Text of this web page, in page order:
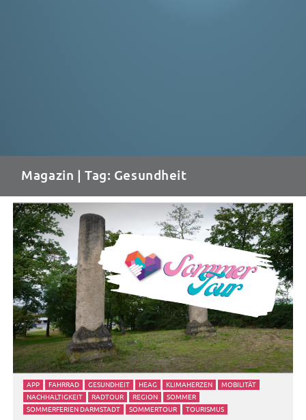
Magazin | Tag: Gesundheit
APP FAHRRAD GESUNDHEIT HEAG KLIMAHERZEN
MOBILITÄT
NACHHALTIGKEIT
RADTOUR REGION
SOMMER
SOMMERFERIEN DARMSTADT
SOMMERTOUR TOURISMUS